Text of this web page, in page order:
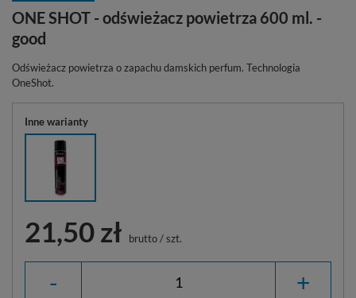
ONE SHOT - odświeżacz powietrza 600 ml. -
good
Odświeżacz powietrza o zapachu damskich perfum. Technologia
OneShot.
Inne warianty
21,50 zł brutto/szt.
- +